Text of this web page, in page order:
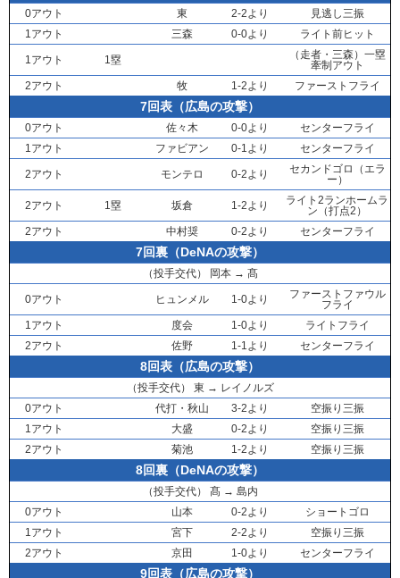
0アウト 東 2-2より
見逃し三振
1アウト
三森 0-0より ライト前ヒット
1アウト 1塁 （走者・ 三森 ）一塁
牽制アウト
2アウト
牧 1-2より ファーストフライ
7回表（広島の攻撃）
0アウト 佐々木 0-0より
センターフライ
1アウト
ファビアン 0-1より センターフライ
2アウト モンテロ 0-2より
セカンドゴロ（エラ
ー）
2アウト 1塁 坂倉 1-2より
ライト2ランホームラ
ン（打点2）
2アウト
中村奨 0-2より センターフライ
7回裏（DeNAの攻撃）
（投手交代） 岡本→ 髙
0アウト ヒュンメル 1-0より
ファーストファウル
フライ
1アウト
度会 1-0より
ライトフライ
2アウト
佐野 1-1より センターフライ
8回表（広島の攻撃）
（投手交代） 東 → レイノルズ
0アウト
代打・ 秋山 3-2より
空振り三振
1アウト
大盛 0-2より
空振り三振
2アウト
菊池 1-2より 空振り三振
8回裏（DeNAの攻撃）
（投手交代） 髙→ 島内
0アウト
山本 0-2より
ショートゴロ
1アウト
宮下 2-2より
空振り三振
2アウト
京田 1-0より センターフライ
9回表（広島の攻撃）